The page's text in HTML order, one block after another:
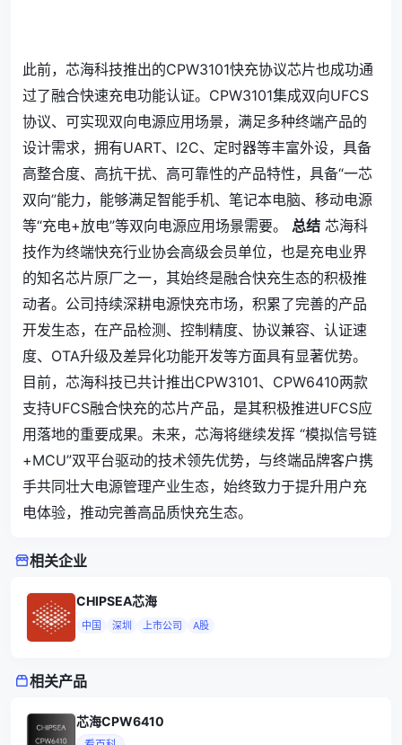
此前，芯海科技推出的CPW3101快充协议芯片也成功通
过了融合快速充电功能认证。CPW3101集成双向UFCS
协议、可实现双向电源应用场景，满足多种终端产品的
设计需求，拥有UART、I2C、定时器等丰富外设，具备
高整合度、高抗干扰、高可靠性的产品特性，具备“一芯
双向”能力，能够满足智能手机、笔记本电脑、移动电源
等“充电+放电”等双向电源应用场景需要。 总结 芯海科
技作为终端快充行业协会高级会员单位，也是充电业界
的知名芯片原厂之一，其始终是融合快充生态的积极推
动者。公司持续深耕电源快充市场，积累了完善的产品
开发生态，在产品检测、控制精度、协议兼容、认证速
度、OTA升级及差异化功能开发等方面具有显著优势。
目前，芯海科技已共计推出CPW3101、CPW6410两款
支持UFCS融合快充的芯片产品，是其积极推进UFCS应
用落地的重要成果。未来，芯海将继续发挥 “模拟信号链
+MCU”双平台驱动的技术领先优势，与终端品牌客户携
手共同壮大电源管理产业生态，始终致力于提升用户充
电体验，推动完善高品质快充生态。
相关企业
CHIPSEA芯海
中国 深圳 上市公司 A股
相关产品
芯海CPW6410